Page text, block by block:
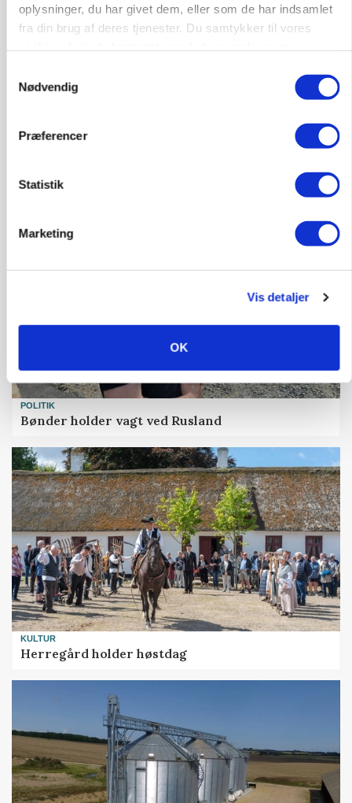
oplysninger, du har givet dem, eller som de har indsamlet
fra din brug af deres tjenester. Du samtykker til vores
Nødvendig
Præferencer
Statistik
Marketing
Vis detaljer
OK
MASKINER
Krone åbner XDisc for John Deere og New
Holland
Høstpres kan sænke hvedeprisen yderligere
POLITIK
Bønder holder vagt ved Rusland
KULTUR
Herregård holder høstdag